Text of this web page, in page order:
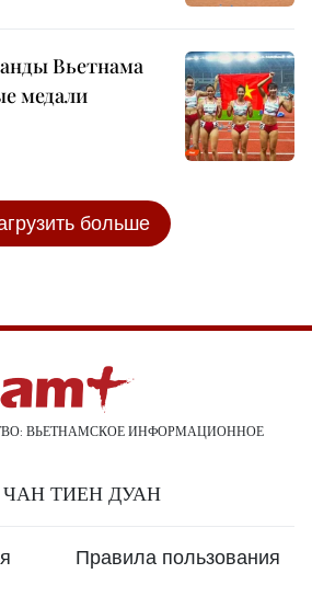
Вьетнама
медали
больше
ВЬЕТНАМСКОЕ ИНФОРМАЦИОННОЕ
ЧАН ТИЕН ДУАН
Правила пользования